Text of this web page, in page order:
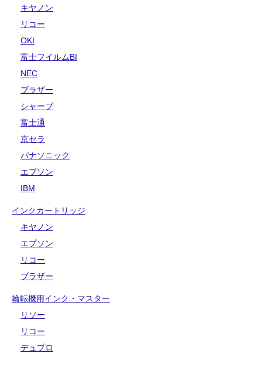
キヤノン
リコー
OKI
富士フイルムBI
NEC
ブラザー
シャープ
富士通
京セラ
パナソニック
エプソン
IBM
インクカートリッジ
キヤノン
エプソン
リコー
ブラザー
輪転機用インク・マスター
リソー
リコー
デュプロ